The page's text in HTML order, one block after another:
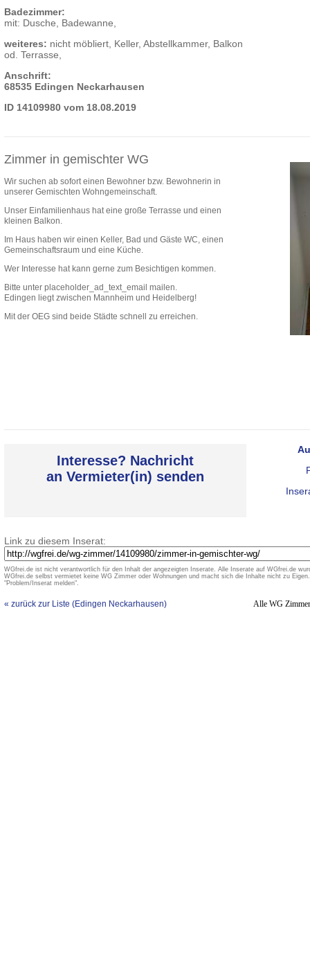
Badezimmer:
mit: Dusche, Badewanne,
weiteres: nicht möbliert, Keller, Abstellkammer, Balkon
od. Terrasse,
Anschrift:
68535 Edingen Neckarhausen
ID 14109980 vom 18.08.2019
Zimmer in gemischter WG
Wir suchen ab sofort einen Bewohner bzw. Bewohnerin in
unserer Gemischten Wohngemeinschaft.
Unser Einfamilienhaus hat eine große Terrasse und einen
kleinen Balkon.
Im Haus haben wir einen Keller, Bad und Gäste WC, einen
Gemeinschaftsraum und eine Küche.
Wer Interesse hat kann gerne zum Besichtigen kommen.
Bitte unter placeholder_ad_text_email mailen.
Edingen liegt zwischen Mannheim und Heidelberg!
Mit der OEG sind beide Städte schnell zu erreichen.
Interesse? Nachricht
an Vermieter(in) senden
Link zu diesem Inserat:
WGfrei.de ist nicht verantwortlich für den Inhalt der angezeigten Inserate. Alle Inserate auf WGfrei.de
WGfrei.de selbst vermietet keine WG Zimmer oder Wohnungen und macht sich die Inhalte nicht zu
"Problem/Inserat melden".
« zurück zur Liste (Edingen Neckarhausen) Alle WG